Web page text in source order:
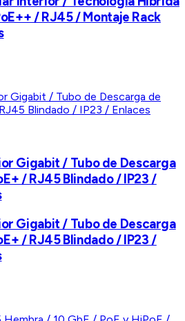
/ RJ45 / Montaje Rack
Gigabit / Tubo de Descarga
/ RJ45 Blindado / IP23 /
Gigabit / Tubo de Descarga
/ RJ45 Blindado / IP23 /